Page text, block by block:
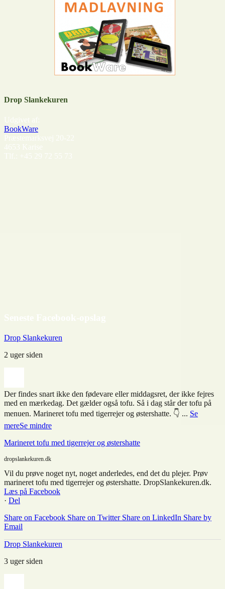
Drop Slankekuren
Udgivet af:
BookWare
Præstemarksvej 20-22
4653 Karise
Tlf.: +45 29 72 55 73
Drop Slankekuren
2 uger siden
Der findes snart ikke den fødevare eller middagsret, der ikke fejres
med en mærkedag. Det gælder også tofu. Så i dag står der tofu på
menuen. Marineret tofu med tigerrejer og østershatte. 👇 ... Se
mereSe mindre
Marineret tofu med tigerrejer og østershatte
dropslankekuren.dk
Vil du prøve noget nyt, noget anderledes, end det du plejer. Prøv
marineret tofu med tigerrejer og østershatte. DropSlankekuren.dk.
Læs på Facebook
· Del
Share on Facebook Share on Twitter Share on LinkedIn Share by
Email
Drop Slankekuren
3 uger siden